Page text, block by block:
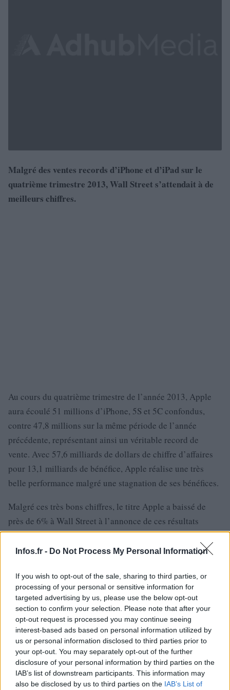
Infos.fr - Do Not Process My Personal Information
If you wish to opt-out of the sale, sharing to third parties, or
processing of your personal or sensitive information for
targeted advertising by us, please use the below opt-out
section to confirm your selection. Please note that after your
opt-out request is processed you may continue seeing
interest-based ads based on personal information utilized by
us or personal information disclosed to third parties prior to
your opt-out. You may separately opt-out of the further
disclosure of your personal information by third parties on the
IAB’s list of downstream participants. This information may
also be disclosed by us to third parties on the IAB’s List of
Malgré des ventes records d’iPhone et d’iPad sur le
quatrième trimestre 2013, Wall Street s’attendait à de
meilleurs chiffres.
Au cours du quatrième trimestre de l’année 2013, Apple
aura écoulé 51 millions d’iPhone, 5S et 5C confondus,
contre 47,8 millions sur la même période de l’année
précédente, représentant ainsi un véritable record de
vente. Avec 57,6 milliards de dollars de chiffre d’affaires
pour 13,1 milliards de bénéfice, Apple réalise une très
belle performance malgré une stagnation de ses bénéfices.
Malgré ces très bons chiffres, le titre Apple a baissé de
près de 6% à Wall Street à l’annonce de ces résultats
financiers. Les analystes s’attendaient effectivement à ce
que Cupertino vende davantage d’iPhone. Ces derniers
Cependant, Apple s’est dit satisfait de ces chiffres, bien
que la firme perde du terrain face à son concurrent
Android.« Nous sommes vraiment ravis de nos ventes
record d’iPhone et d’iPad, la forte performance de nos
produits Mac, ainsi que la croissance continue d’iTunes,
Software and Services », a déclaré Tim Cook, CEO
d’Apple.« Nous sommes très heureux d’avoir les clients